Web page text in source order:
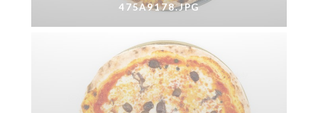
475A9178.JPG